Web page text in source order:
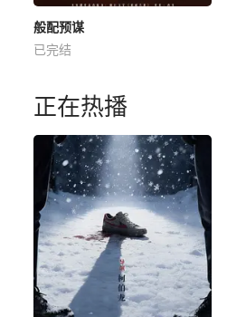
般配预谋
已完结
正在热播